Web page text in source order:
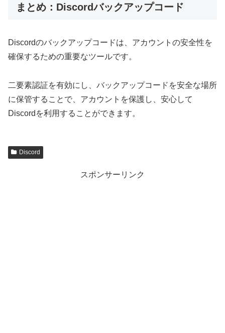
まとめ：Discordバックアップコード
Discordのバックアップコードは、アカウントの安全性を
確保するための重要なツールです。
二要素認証を有効にし、バックアップコードを安全な場所
に保管することで、アカウントを保護し、安心して
Discordを利用することができます。
Discord
スポンサーリンク